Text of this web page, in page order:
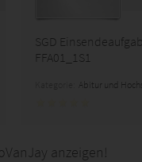
SGD
FFA01_1S1
Abitur und
anzeigen!